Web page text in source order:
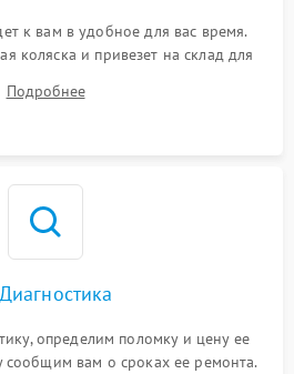
к вам в удобное для вас время.
коляска и привезет на склад для
Подробнее
определим поломку и цену ее
сообщим вам о сроках ее ремонта.